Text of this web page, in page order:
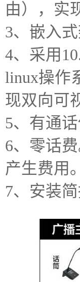
由），实
3、嵌入
4、采用
linux操作
现双向可
5、有通
6、零话
产生费用
7、安装